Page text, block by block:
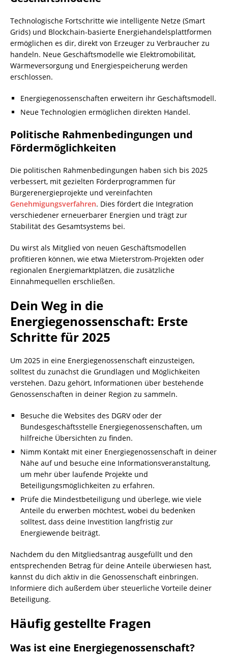
Technologische Fortschritte wie intelligente Netze (Smart
Grids) und Blockchain-basierte Energiehandelsplattformen
ermöglichen es dir, direkt von Erzeuger zu Verbraucher zu
handeln. Neue Geschäftsmodelle wie Elektromobilität,
Wärmeversorgung und Energiespeicherung werden
erschlossen.
Energiegenossenschaften erweitern ihr Geschäftsmodell.
Neue Technologien ermöglichen direkten Handel.
Politische Rahmenbedingungen und
Fördermöglichkeiten
Die politischen Rahmenbedingungen haben sich bis 2025
verbessert, mit gezielten Förderprogrammen für
Bürgerenergieprojekte und vereinfachten
Genehmigungsverfahren. Dies fördert die Integration
verschiedener erneuerbarer Energien und trägt zur
Stabilität des Gesamtsystems bei.
Du wirst als Mitglied von neuen Geschäftsmodellen
profitieren können, wie etwa Mieterstrom-Projekten oder
regionalen Energiemarktplätzen, die zusätzliche
Einnahmequellen erschließen.
Dein Weg in die
Energiegenossenschaft: Erste
Schritte für 2025
Um 2025 in eine Energiegenossenschaft einzusteigen,
solltest du zunächst die Grundlagen und Möglichkeiten
verstehen. Dazu gehört, Informationen über bestehende
Genossenschaften in deiner Region zu sammeln.
Besuche die Websites des DGRV oder der
Bundesgeschäftsstelle Energiegenossenschaften, um
hilfreiche Übersichten zu finden.
Nimm Kontakt mit einer Energiegenossenschaft in deiner
Nähe auf und besuche eine Informationsveranstaltung,
um mehr über laufende Projekte und
Beteiligungsmöglichkeiten zu erfahren.
Prüfe die Mindestbeteiligung und überlege, wie viele
Anteile du erwerben möchtest, wobei du bedenken
solltest, dass deine Investition langfristig zur
Energiewende beiträgt.
Nachdem du den Mitgliedsantrag ausgefüllt und den
entsprechenden Betrag für deine Anteile überwiesen hast,
kannst du dich aktiv in die Genossenschaft einbringen.
Informiere dich außerdem über steuerliche Vorteile deiner
Beteiligung.
Häufig gestellte Fragen
Was ist eine Energiegenossenschaft?